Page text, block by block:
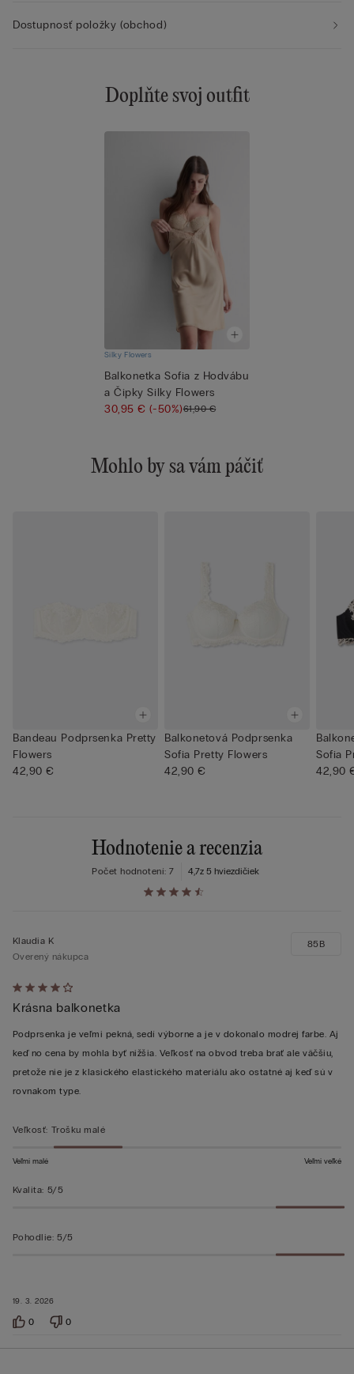
Dostupnosť položky (obchod)
Doplňte svoj outfit
Silky Flowers
Balkonetka Sofia z Hodvábu
a Čipky Silky Flowers
30,95 €(-50%)61,90 €
Mohlo by sa vám páčiť
Bandeau Podprsenka Pretty
Flowers
42,90 €
Balkonetová Podprsenka
Sofia Pretty Flowers
42,90 €
Sofia
42,90
Hodnotenie a recenzia
4,7z 5 hviezdičiek
Počet hodnotení: 7
Hodnotenie:
4
z 5
19. 3. 2026
Klaudia K
Overený nákupca
Krásna balkonetka
Podprsenka je veľmi pekná, sedí výborne a je v dokonalo modrej farbe. Aj
keď no cena by mohla byť nižšia. Veľkosť na obvod treba brať ale väčšiu,
pretože nie je z klasického elastického materiálu ako ostatné aj keď sú v
rovnakom type.
85B
Veľkosť: Trošku malé
Veľmi malé Veľmi veľké
Kvalita: 5/5
Pohodlie: 5/5
0 0